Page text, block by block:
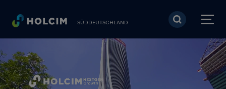
Direkt zum Inhalt
SÜDDEUTSCHLAND
BLOCK MEDIA